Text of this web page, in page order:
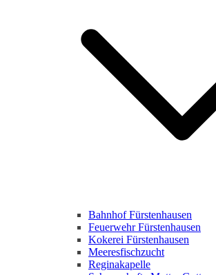
Bahnhof Fürstenhausen
Feuerwehr Fürstenhausen
Kokerei Fürstenhausen
Meeresfischzucht
Reginakapelle